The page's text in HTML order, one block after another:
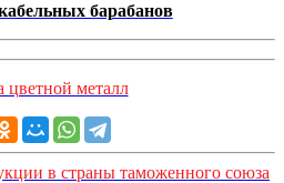
барабанов
цветной металл
в страны таможенного союза